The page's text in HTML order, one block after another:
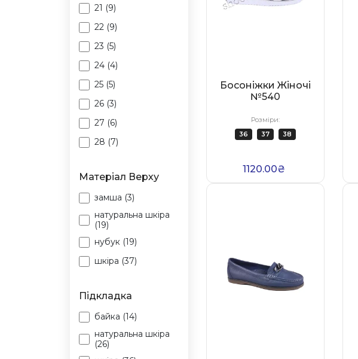
21 (9)
22 (9)
23 (5)
24 (4)
25 (5)
26 (3)
27 (6)
28 (7)
30 (10)
31 (8)
32 (11)
33 (11)
34 (11)
35 (13)
36 (42)
37 (35)
38 (26)
Матеріал Верху
замша (3)
натуральна шкіра
(19)
нубук (19)
шкіра (37)
Підкладка
байка (14)
натуральна шкіра
(26)
Босоніжки Жіночі
№540
Розміри:
36
37 38
1120.00₴